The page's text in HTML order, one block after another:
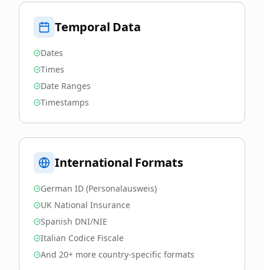
Temporal Data
Dates
Times
Date Ranges
Timestamps
International Formats
German ID (Personalausweis)
UK National Insurance
Spanish DNI/NIE
Italian Codice Fiscale
And 20+ more country-specific formats